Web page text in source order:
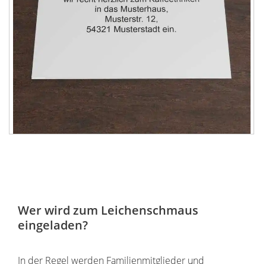
Wer wird zum Leichenschmaus
eingeladen?
In der Regel werden Familienmitglieder und